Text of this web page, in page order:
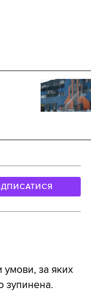
умови, за яких
зупинена.